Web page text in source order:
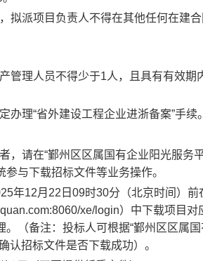
拟派项目负责人不得在其他任何在建
管理人员不得少于1人，且具有有效期
办理“省外建设工程企业进浙备案”手续
，请在“鄞州区区属国有企业阳光服务
参与下载招标文件等业务操作。
年12月 22 日 09时30分（北京时间）前
xe/login）中下载项目
。（备注：投标人可根据“鄞州区区属
认招标文件是否下载成功） 。